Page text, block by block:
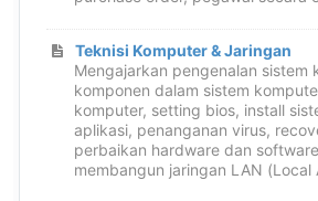
Teknisi Komputer & Jaringan
Mengajarkan pengenalan sistem
komponen dalam sistem
komputer, setting bios, install
aplikasi, penanganan virus,
perbaikan hardware dan
membangun jaringan LAN (Local